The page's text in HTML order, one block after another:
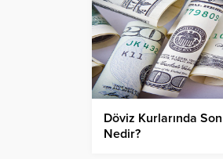
Döviz Kurlarında
Nedir?